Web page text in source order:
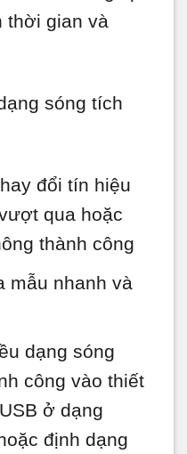
thời gian và
sóng tích
đổi tín hiệu
qua hoặc
thành công
mẫu nhanh và
dạng sóng
công vào thiết
ở dạng
định dạng